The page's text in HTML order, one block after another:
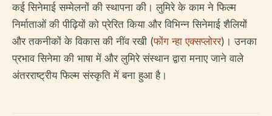
कई सिनेमाई सम्मेलनों की स्थापना की। लुमिरे के काम ने फिल्म
निर्माताओं की पीढ़ियों को प्रेरित किया और विभिन्न सिनेमाई शैलियों
और तकनीकों के विकास की नींव रखी (फोंग न्हा एक्सप्लोरर)। उनका
प्रभाव सिनेमा की भाषा में और लुमिरे संस्थान द्वारा मनाए जाने वाले
अंतरराष्ट्रीय फिल्म संस्कृति में बना हुआ है।